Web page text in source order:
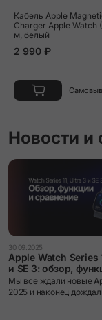
Кабель Apple
Charger Apple Watch
м, белый
2 990 ₽
Новости и
30.09.2025
Apple Watch Series
и SE 3: обзор,
сравнение
Мы все ждали новые
2025 и наконец